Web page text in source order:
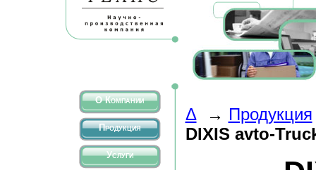
О Компании
Продукция
Услуги
Δ→ Продукция
DIXIS avto-